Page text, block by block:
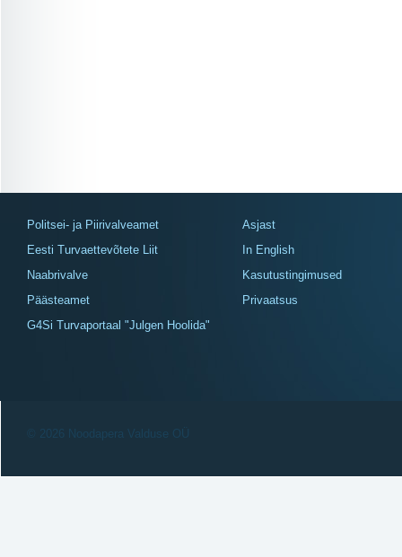
Politsei- ja Piirivalveamet
Eesti Turvaettevõtete Liit
Naabrivalve
Päästeamet
G4Si Turvaportaal "Julgen Hoolida"
Asjast
In English
Kasutustingimused
Privaatsus
© 2026 Noodapera Valduse OÜ